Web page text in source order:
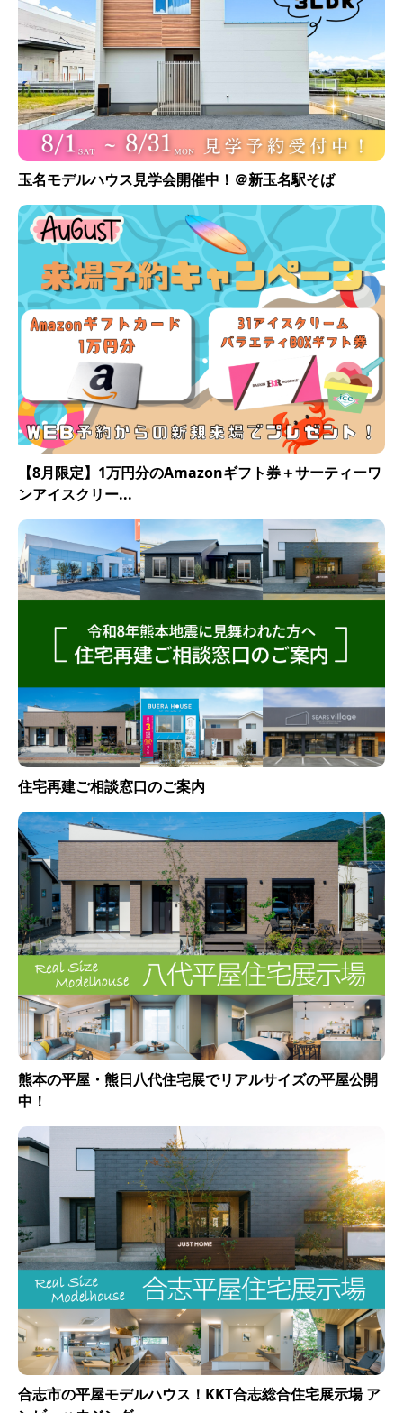
玉名モデルハウス見学会開催中！＠新玉名駅そば
【8月限定】1万円分のAmazonギフト券＋サーティーワ
ンアイスクリー...
住宅再建ご相談窓口のご案内
熊本の平屋・熊日八代住宅展でリアルサイズの平屋公開
中！
合志市の平屋モデルハウス！KKT合志総合住宅展示場 ア